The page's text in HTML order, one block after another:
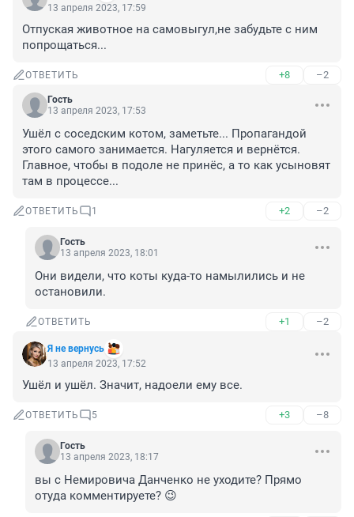
13 апреля 2023, 17:59
Отпуская животное на самовыгул,не забудьте с ним
попрощаться...
ОТВЕТИТЬ +8 –2
Гость
13 апреля 2023, 17:53
Ушёл с соседским котом, заметьте... Пропагандой
этого самого занимается. Нагуляется и вернётся.
Главное, чтобы в подоле не принёс, а то как усыновят
там в процессе...
ОТВЕТИТЬ 1 +2 –2
Гость
13 апреля 2023, 18:01
Они видели, что коты куда-то намылились и не
остановили.
ОТВЕТИТЬ +1 –2
Я не вернусь
13 апреля 2023, 17:52
Ушёл и ушёл. Значит, надоели ему все.
ОТВЕТИТЬ 5 +3 –8
Гость
13 апреля 2023, 18:17
вы с Немировича Данченко не уходите? Прямо
отуда комментируете? 😉